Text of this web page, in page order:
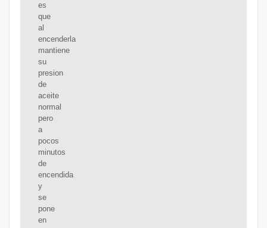
es
que
al
encenderla
mantiene
su
presion
de
aceite
normal
pero
a
pocos
minutos
de
encendida
y
se
pone
en